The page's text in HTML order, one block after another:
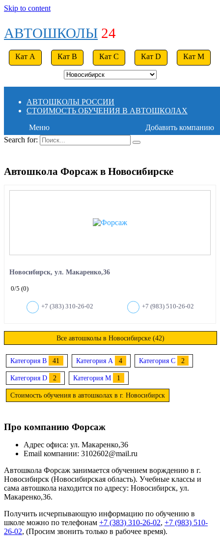
Skip to content
АВТОШКОЛЫ 24
Кат A Кат B Кат C Кат D Кат M
АВТОШКОЛЫ РОССИИ
СТОИМОСТЬ ОБУЧЕНИЯ В АВТОШКОЛАХ
Меню
Добавить компанию
Search for:
Автошкола Форсаж в Новосибирске
Новосибирск, ул. Макаренко,36
0/5 (0)
+7 (383) 310-26-02 +7 (983) 510-26-02
Все автошколы в Новосибирске (42)
Категория B 41 Категория A 4 Категория C 2
Категория D 2 Категория M 1
Стоимость обучения в автошколах в г. Новосибирск
Про компанию Форсаж
Адрес офиса: ул. Макаренко,36
Email компании: 3102602@mail.ru
Автошкола Форсаж занимается обучением ворждению в г.
Новосибирск (Новосибирская область). Учебные классы и
сама автошкола находится по адресу: Новосибирск, ул.
Макаренко,36.
Получить исчерпывающую информацию по обучению в
школе можно по телефонам +7 (383) 310-26-02, +7 (983) 510-
26-02, (Просим звонить только в рабочее время).